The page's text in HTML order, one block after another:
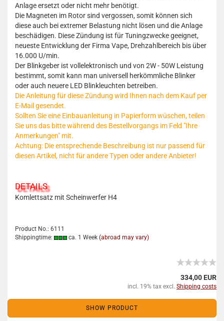
Anlage ersetzt oder nicht mehr benötigt.
Die Magneten im Rotor sind vergossen, somit können sich
diese auch bei extremer Belastung nicht lösen und die Anlage
beschädigen. Diese Zündung ist für Tuningzwecke geeignet,
neueste Entwicklung der Firma Vape, Drehzahlbereich bis über
16.000 U/min.
Der Blinkgeber ist vollelektronisch und von 2W - 50W Leistung
bestimmt, somit kann man universell herkömmliche Blinker
oder auch neuere LED Blinkleuchten betreiben.
Die Anleitung für diese Zündung wird Ihnen nach dem Kauf per
E-Mail gesendet.
Sollten Sie eine Einbauanleitung in Papierform wüschen, teilen
Sie uns das bitte während des Bestellvorgangs im Feld "Ihre
Anmerkungen" mit.
Achtung: Die entsprechende Beschreibung ist nur passend für
diesen Artikel, nicht für andere Typen oder andere Anbieter!
DETAILS
Komlettsatz mit Scheinwerfer H4
Product No.: 6111
Shippingtime:
ca. 1 Week (abroad may vary)
334,00 EUR
incl. 19% tax excl. Shipping costs
SHOW PRODUCT